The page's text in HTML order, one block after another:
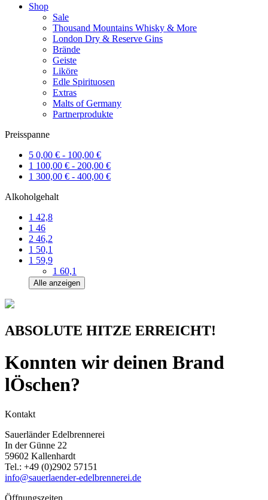
Shop
Sale
Thousand Mountains Whisky & More
London Dry & Reserve Gins
Brände
Geiste
Liköre
Edle Spirituosen
Extras
Malts of Germany
Partnerprodukte
Preisspanne
5 0,00 € - 100,00 €
1 100,00 € - 200,00 €
1 300,00 € - 400,00 €
Alkoholgehalt
1 42,8
1 46
2 46,2
1 50,1
1 59,9
1 60,1
Alle anzeigen
ABSOLUTE HITZE ERREICHT!
Konnten wir deinen Brand
lÖschen?
Kontakt
Sauerländer Edelbrennerei
In der Günne 22
59602 Kallenhardt
Tel.: +49 (0)2902 57151
info@sauerlaender-edelbrennerei.de
Öffnungszeiten